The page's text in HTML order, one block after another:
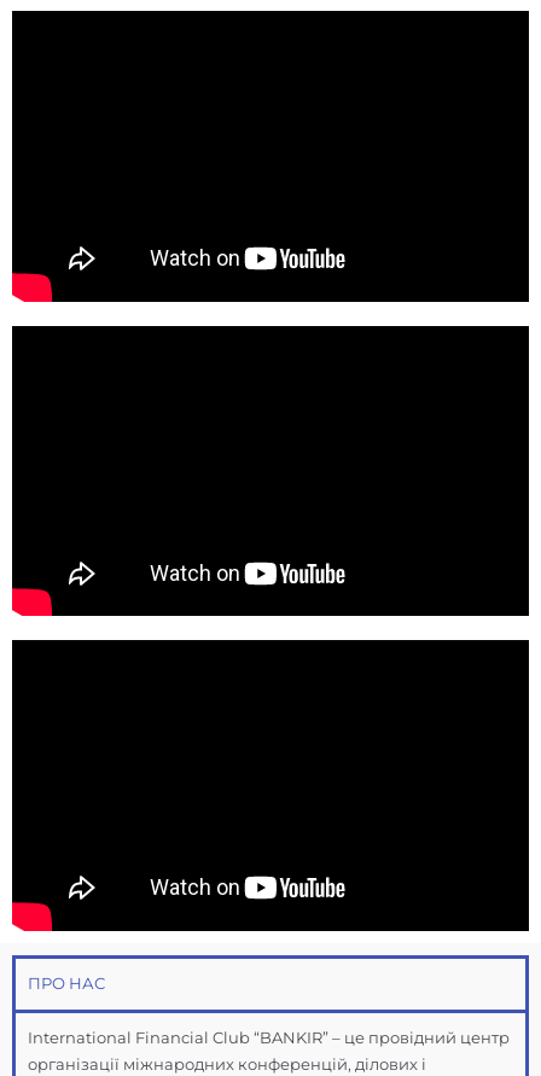
ПРО НАС
International Financial Club “BANKIR” – це провідний центр
організації міжнародних конференцій, ділових і